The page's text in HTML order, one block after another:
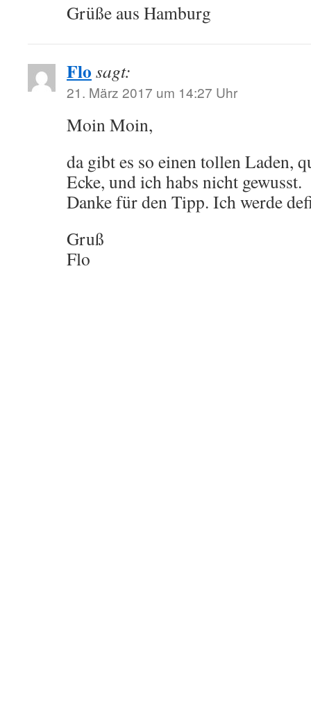
Grüße aus Hamburg
Flo sagt:
21. März 2017 um 14:27 Uhr
Moin Moin,
da gibt es so einen tollen Laden,
Ecke, und ich habs nicht gewusst.
Danke für den Tipp. Ich werde
Gruß
Flo